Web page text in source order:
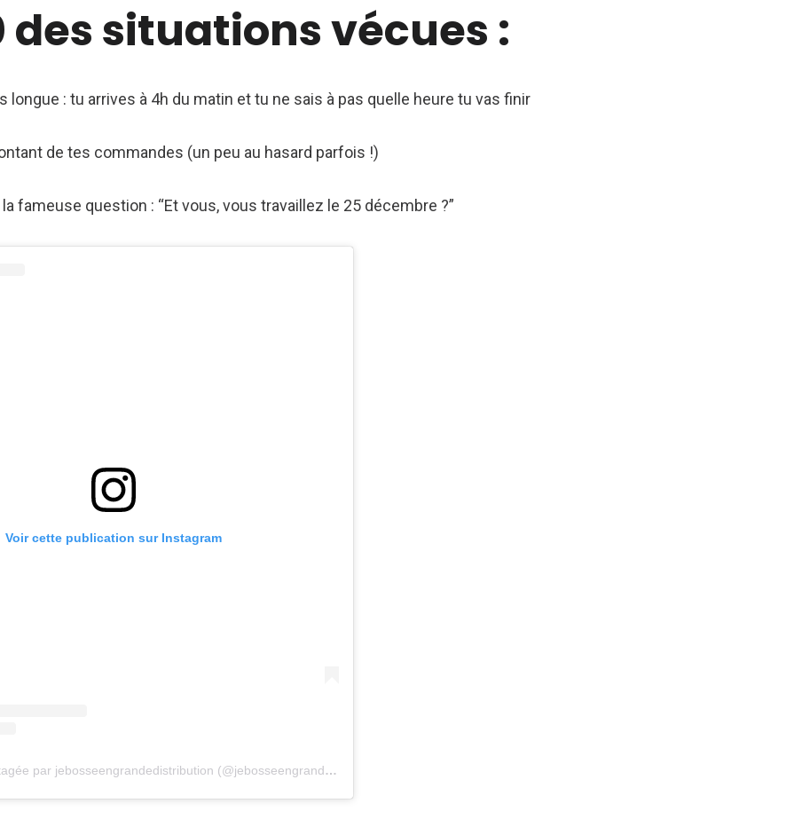
des situations vécues :
longue : tu arrives à 4h du matin et tu ne sais à pas quelle heure tu vas finir
de tes commandes (un peu au hasard parfois !)
fameuse question : “Et vous, vous travaillez le 25 décembre ?”
Voir cette publication sur Instagram
Une publication partagée par jebosseengrandedistribution (@jebosseengrandedistribution)